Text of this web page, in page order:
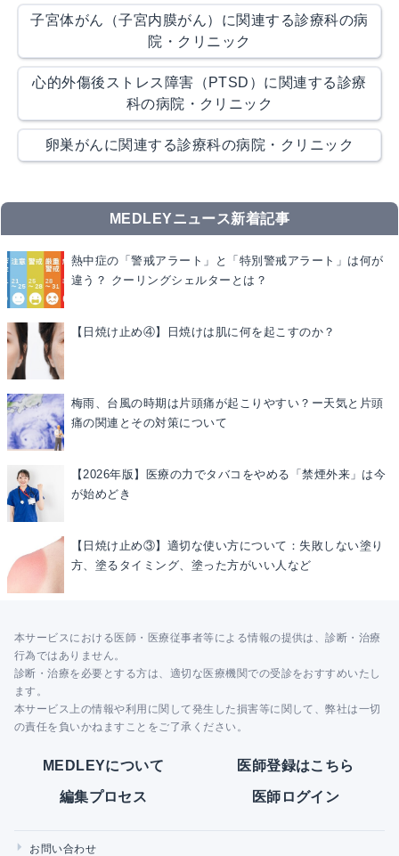
子宮体がん（子宮内膜がん）に関連する診療科の病
院・クリニック
心的外傷後ストレス障害（PTSD）に関連する診療
科の病院・クリニック
卵巣がんに関連する診療科の病院・クリニック
MEDLEYニュース新着記事
熱中症の「警戒アラート」と「特別警戒アラート」は何が
違う？ クーリングシェルターとは？
【日焼け止め④】日焼けは肌に何を起こすのか？
梅雨、台風の時期は片頭痛が起こりやすい？ー天気と片頭
痛の関連とその対策について
【2026年版】医療の力でタバコをやめる「禁煙外来」は今
が始めどき
【日焼け止め③】適切な使い方について：失敗しない塗り
方、塗るタイミング、塗った方がいい人など
本サービスにおける医師・医療従事者等による情報の提供は、診断・治療
行為ではありません。
診断・治療を必要とする方は、適切な医療機関での受診をおすすめいたし
ます。
本サービス上の情報や利用に関して発生した損害等に関して、弊社は一切
の責任を負いかねますことをご了承ください。
MEDLEYについて 医師登録はこちら
編集プロセス 医師ログイン
お問い合わせ